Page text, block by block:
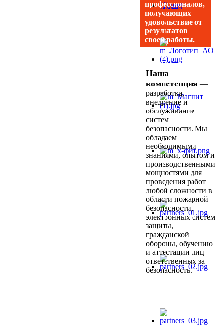
профессионалов,
получающих
удовольствие от
результатов
своей работы.
Наша
компетенция —
разработка,
внедрение и
обслуживание
систем
безопасности. Мы
обладаем
необходимыми
знаниями, опытом и
производственными
мощностями для
проведения работ
любой сложности в
области пожарной
безопасности,
электронных систем
защиты,
гражданской
обороны, обучению
и аттестации лиц
ответственных за
безопасность.